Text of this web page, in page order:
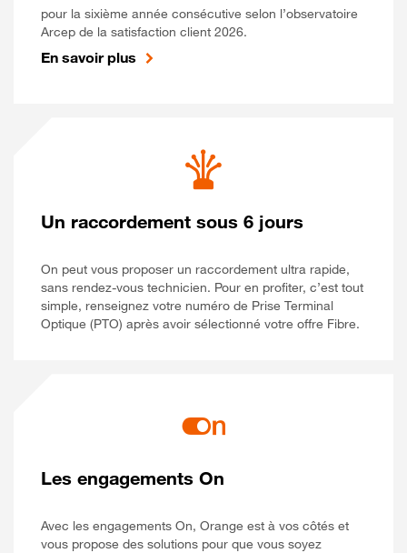
pour la sixième année consécutive selon l’observatoire
Arcep de la satisfaction client 2026.
En savoir plus
Un raccordement sous 6 jours
On peut vous proposer un raccordement ultra rapide,
sans rendez-vous technicien. Pour en profiter, c’est tout
simple, renseignez votre numéro de Prise Terminal
Optique (PTO) après avoir sélectionné votre offre Fibre.
Les engagements On
Avec les engagements On, Orange est à vos côtés et
vous propose des solutions pour que vous soyez